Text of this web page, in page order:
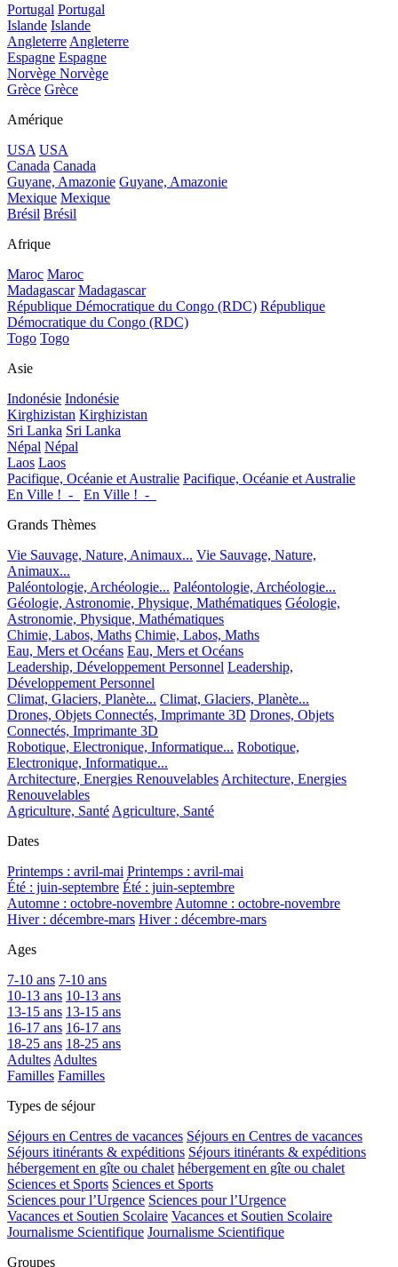
Portugal Portugal
Islande Islande
Angleterre Angleterre
Espagne Espagne
Norvège Norvège
Grèce Grèce
Amérique
USA USA
Canada Canada
Guyane, Amazonie Guyane, Amazonie
Mexique Mexique
Brésil Brésil
Afrique
Maroc Maroc
Madagascar Madagascar
République Démocratique du Congo (RDC) République
Démocratique du Congo (RDC)
Togo Togo
Asie
Indonésie Indonésie
Kirghizistan Kirghizistan
Sri Lanka Sri Lanka
Népal Népal
Laos Laos
Pacifique, Océanie et Australie Pacifique, Océanie et Australie
En Ville !_-_
En Ville !_-_
Grands Thèmes
Vie Sauvage, Nature, Animaux... Vie Sauvage, Nature,
Animaux...
Paléontologie, Archéologie... Paléontologie, Archéologie...
Géologie, Astronomie, Physique, Mathématiques Géologie,
Astronomie, Physique, Mathématiques
Chimie, Labos, Maths Chimie, Labos, Maths
Eau, Mers et Océans Eau, Mers et Océans
Leadership, Développement Personnel Leadership,
Développement Personnel
Climat, Glaciers, Planète... Climat, Glaciers, Planète...
Drones, Objets Connectés, Imprimante 3D Drones, Objets
Connectés, Imprimante 3D
Robotique, Electronique, Informatique... Robotique,
Electronique, Informatique...
Architecture, Energies Renouvelables Architecture, Energies
Renouvelables
Agriculture, Santé Agriculture, Santé
Dates
Printemps : avril-mai Printemps : avril-mai
Été : juin-septembre Été : juin-septembre
Automne : octobre-novembre Automne : octobre-novembre
Hiver : décembre-mars Hiver : décembre-mars
Ages
7-10 ans 7-10 ans
10-13 ans 10-13 ans
13-15 ans 13-15 ans
16-17 ans 16-17 ans
18-25 ans 18-25 ans
Adultes Adultes
Familles Familles
Types de séjour
Séjours en Centres de vacances Séjours en Centres de vacances
Séjours itinérants & expéditions Séjours itinérants & expéditions
hébergement en gîte ou chalet hébergement en gîte ou chalet
Sciences et Sports Sciences et Sports
Sciences pour l’Urgence Sciences pour l’Urgence
Vacances et Soutien Scolaire Vacances et Soutien Scolaire
Journalisme Scientifique Journalisme Scientifique
Groupes